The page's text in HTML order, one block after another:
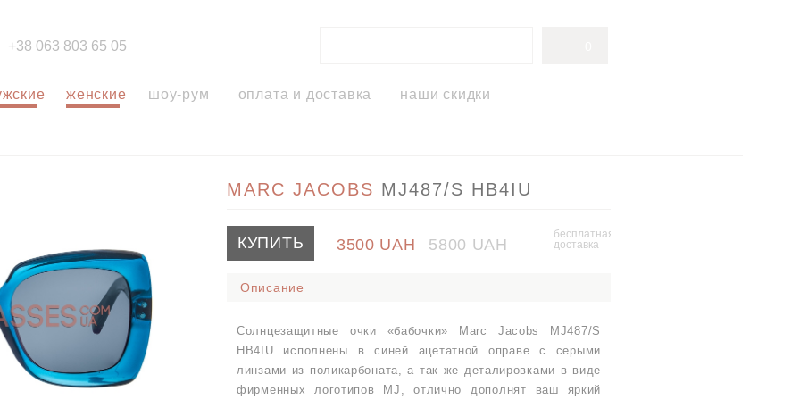
+38 063 803 65 05
женские шоу-рум оплата и доставка наши скидки
MARC JACOBS MJ487/S HB4IU
КУПИТЬ 3500 UAH 5800 UAH
бесплатная
доставка
Описание
Солнцезащитные очки «бабочки» Marc Jacobs MJ487/S
HB4IU исполнены в синей ацетатной оправе с серыми
линзами из поликарбоната, а так же деталировками в виде
фирменных логотипов MJ, отлично дополнят ваш яркий